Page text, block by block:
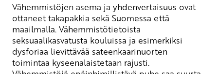
Vähemmistöjen asema ja yhdenvertaisuus ovat
ottaneet takapakkia sekä Suomessa että
maailmalla. Vähemmistötietoista
seksuaalikasvatusta kouluissa ja esimerkiksi
dysforiaa lievittävää sateenkaarinuorten
toimintaa kyseenalaistetaan rajusti.